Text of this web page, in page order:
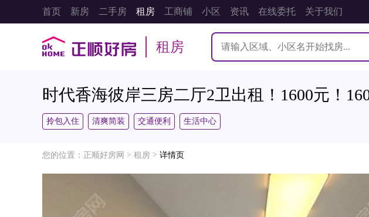
首页 新房 二手房 租房 工商铺 小区 资讯 在线委托 关于我们
租房
时代香海彼岸三房二厅2卫出租！1600元！
拎包入住 清爽简装 交通便利 生活中心
您的位置： 正顺好房网 > 租房 > 详情页